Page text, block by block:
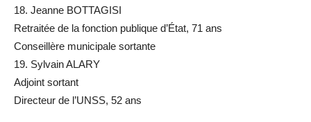
18. Jeanne BOTTAGISI
Retraitée de la fonction publique d’État, 71 ans
Conseillère municipale sortante
19. Sylvain ALARY
Adjoint sortant
Directeur de l’UNSS, 52 ans